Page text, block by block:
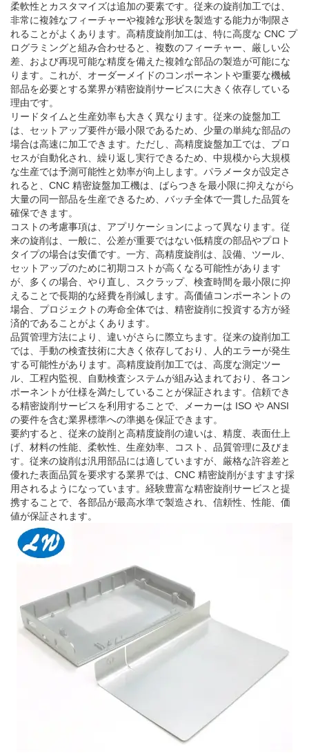
柔軟性とカスタマイズは追加の要素です。従来の旋削加工では、
非常に複雑なフィーチャーや複雑な形状を製造する能力が制限さ
れることがよくあります。高精度旋削加工は、特に高度な CNC プ
ログラミングと組み合わせると、複数のフィーチャー、厳しい公
差、および再現可能な精度を備えた複雑な部品の製造が可能にな
ります。これが、オーダーメイドのコンポーネントや重要な機械
部品を必要とする業界が精密旋削サービスに大きく依存している
理由です。
リードタイムと生産効率も大きく異なります。従来の旋盤加工
は、セットアップ要件が最小限であるため、少量の単純な部品の
場合は高速に加工できます。ただし、高精度旋盤加工では、プロ
セスが自動化され、繰り返し実行できるため、中規模から大規模
な生産では予測可能性と効率が向上します。パラメータが設定さ
れると、CNC 精密旋盤加工機は、ばらつきを最小限に抑えながら
大量の同一部品を生産できるため、バッチ全体で一貫した品質を
確保できます。
コストの考慮事項は、アプリケーションによって異なります。従
来の旋削は、一般に、公差が重要ではない低精度の部品やプロト
タイプの場合は安価です。一方、高精度旋削は、設備、ツール、
セットアップのために初期コストが高くなる可能性があります
が、多くの場合、やり直し、スクラップ、検査時間を最小限に抑
えることで長期的な経費を削減します。高価値コンポーネントの
場合、プロジェクトの寿命全体では、精密旋削に投資する方が経
済的であることがよくあります。
品質管理方法により、違いがさらに際立ちます。従来の旋削加工
では、手動の検査技術に大きく依存しており、人的エラーが発生
する可能性があります。高精度旋削加工では、高度な測定ツー
ル、工程内監視、自動検査システムが組み込まれており、各コン
ポーネントが仕様を満たしていることが保証されます。信頼でき
る精密旋削サービスを利用することで、メーカーは ISO や ANSI
の要件を含む業界標準への準拠を保証できます。
要約すると、従来の旋削と高精度旋削の違いは、精度、表面仕上
げ、材料の性能、柔軟性、生産効率、コスト、品質管理に及びま
す。従来の旋削は汎用部品には適していますが、厳格な許容差と
優れた表面品質を要求する業界では、CNC 精密旋削がますます採
用されるようになっています。経験豊富な精密旋削サービスと提
携することで、各部品が最高水準で製造され、信頼性、性能、価
値が保証されます。